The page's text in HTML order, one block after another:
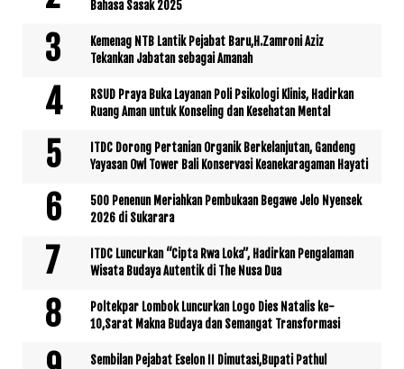
Bahasa Sasak 2025
Kemenag NTB Lantik Pejabat Baru,H.Zamroni Aziz
Tekankan Jabatan sebagai Amanah
RSUD Praya Buka Layanan Poli Psikologi Klinis, Hadirkan
Ruang Aman untuk Konseling dan Kesehatan Mental
ITDC Dorong Pertanian Organik Berkelanjutan, Gandeng
Yayasan Owl Tower Bali Konservasi Keanekaragaman Hayati
500 Penenun Meriahkan Pembukaan Begawe Jelo Nyensek
2026 di Sukarara
ITDC Luncurkan “Cipta Rwa Loka”, Hadirkan Pengalaman
Wisata Budaya Autentik di The Nusa Dua
Poltekpar Lombok Luncurkan Logo Dies Natalis ke-
10,Sarat Makna Budaya dan Semangat Transformasi
Sembilan Pejabat Eselon II Dimutasi,Bupati Pathul